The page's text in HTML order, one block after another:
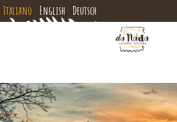
Italiano English Deutsch